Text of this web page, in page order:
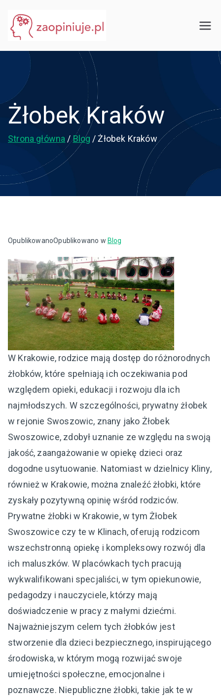
treści
Żłobek Kraków
Strona główna Blog Żłobek Kraków
OpublikowanoOpublikowano w Blog
W Krakowie, rodzice mają dostęp do różnorodnych
żłobków, które spełniają ich oczekiwania pod
względem opieki, edukacji i rozwoju dla ich
najmłodszych. W szczególności, prywatny żłobek
w rejonie Swoszowic, znany jako Żłobek
Swoszowice, zdobył uznanie ze względu na swoją
jakość, zaangażowanie w opiekę dzieci oraz
dogodne usytuowanie. Natomiast w dzielnicy Kliny,
również w Krakowie, można znaleźć żłobki, które
zyskały pozytywną opinię wśród rodziców.
Prywatne żłobki w Krakowie, w tym Żłobek
Swoszowice czy te w Klinach, oferują rodzicom
wszechstronną opiekę i kompleksowy rozwój dla
ich maluszków. W placówkach tych pracują
wykwalifikowani specjaliści, w tym opiekunowie,
pedagodzy i nauczyciele, którzy mają
doświadczenie w pracy z małymi dziećmi.
Najważniejszym celem tych żłobków jest
stworzenie dla dzieci bezpiecznego, inspirującego
środowiska, w którym mogą rozwijać swoje
umiejętności społeczne, emocjonalne i
poznawcze. Niepubliczne żłobki, takie jak te w